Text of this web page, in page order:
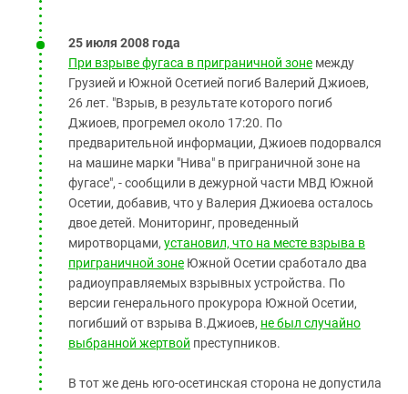
25 июля 2008 года
При взрыве фугаса в приграничной зоне между
Грузией и Южной Осетией погиб Валерий Джиоев,
26 лет. "Взрыв, в результате которого погиб
Джиоев, прогремел около 17:20. По
предварительной информации, Джиоев подорвался
на машине марки "Нива" в приграничной зоне на
фугасе", - сообщили в дежурной части МВД Южной
Осетии, добавив, что у Валерия Джиоева осталось
двое детей. Мониторинг, проведенный
миротворцами, установил, что на месте взрыва в
приграничной зоне Южной Осетии сработало два
радиоуправляемых взрывных устройства. По
версии генерального прокурора Южной Осетии,
погибший от взрыва В.Джиоев, не был случайно
выбранной жертвой преступников.
В тот же день юго-осетинская сторона не допустила